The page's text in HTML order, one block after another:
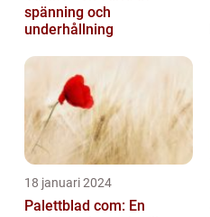
spänning och
underhållning
18 januari 2024
Palettblad com: En